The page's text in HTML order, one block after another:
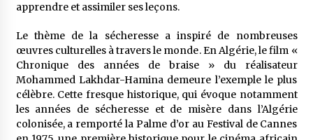
apprendre et assimiler ses leçons.
Le thème de la sécheresse a inspiré de nombreuses
œuvres culturelles à travers le monde. En Algérie, le film «
Chronique des années de braise » du réalisateur
Mohammed Lakhdar-Hamina demeure l’exemple le plus
célèbre. Cette fresque historique, qui évoque notamment
les années de sécheresse et de misère dans l’Algérie
colonisée, a remporté la Palme d’or au Festival de Cannes